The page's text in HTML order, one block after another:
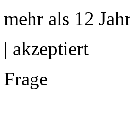
mehr als 12
| akzeptiert
Frage